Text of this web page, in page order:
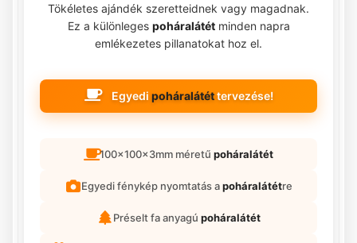
Tökéletes ajándék szeretteidnek vagy magadnak.
Ez a különleges poháralátétminden napra
emlékezetes pillanatokat hoz el.
Egyedi poháralátéttervezése!
100x100x3mm méretű poháralátét
Egyedi fénykép nyomtatás apoháralátétre
Préselt fa anyagú poháralátét